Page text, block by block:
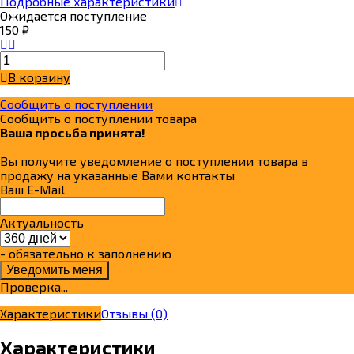
Ожидается поступление
150 ₽
В корзину
Сообщить о поступлении
Сообщить о поступлении товара
Ваша просьба принята!
Вы получите уведомление о поступлении товара в
продажу на указанные Вами контакты
Ваш E-Mail
Актуальность
- обязательно к заполнению
Проверка...
ХарактеристикиОтзывы (0)
Характеристики